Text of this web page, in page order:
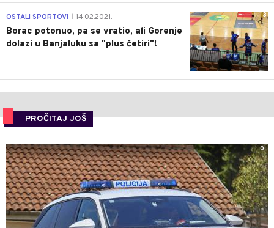
3
OSTALI SPORTOVI 14.02.2021.
Borac potonuo, pa se vratio, ali Gorenje
dolazi u Banjaluku sa "plus četiri"!
PROČITAJ JOŠ
0